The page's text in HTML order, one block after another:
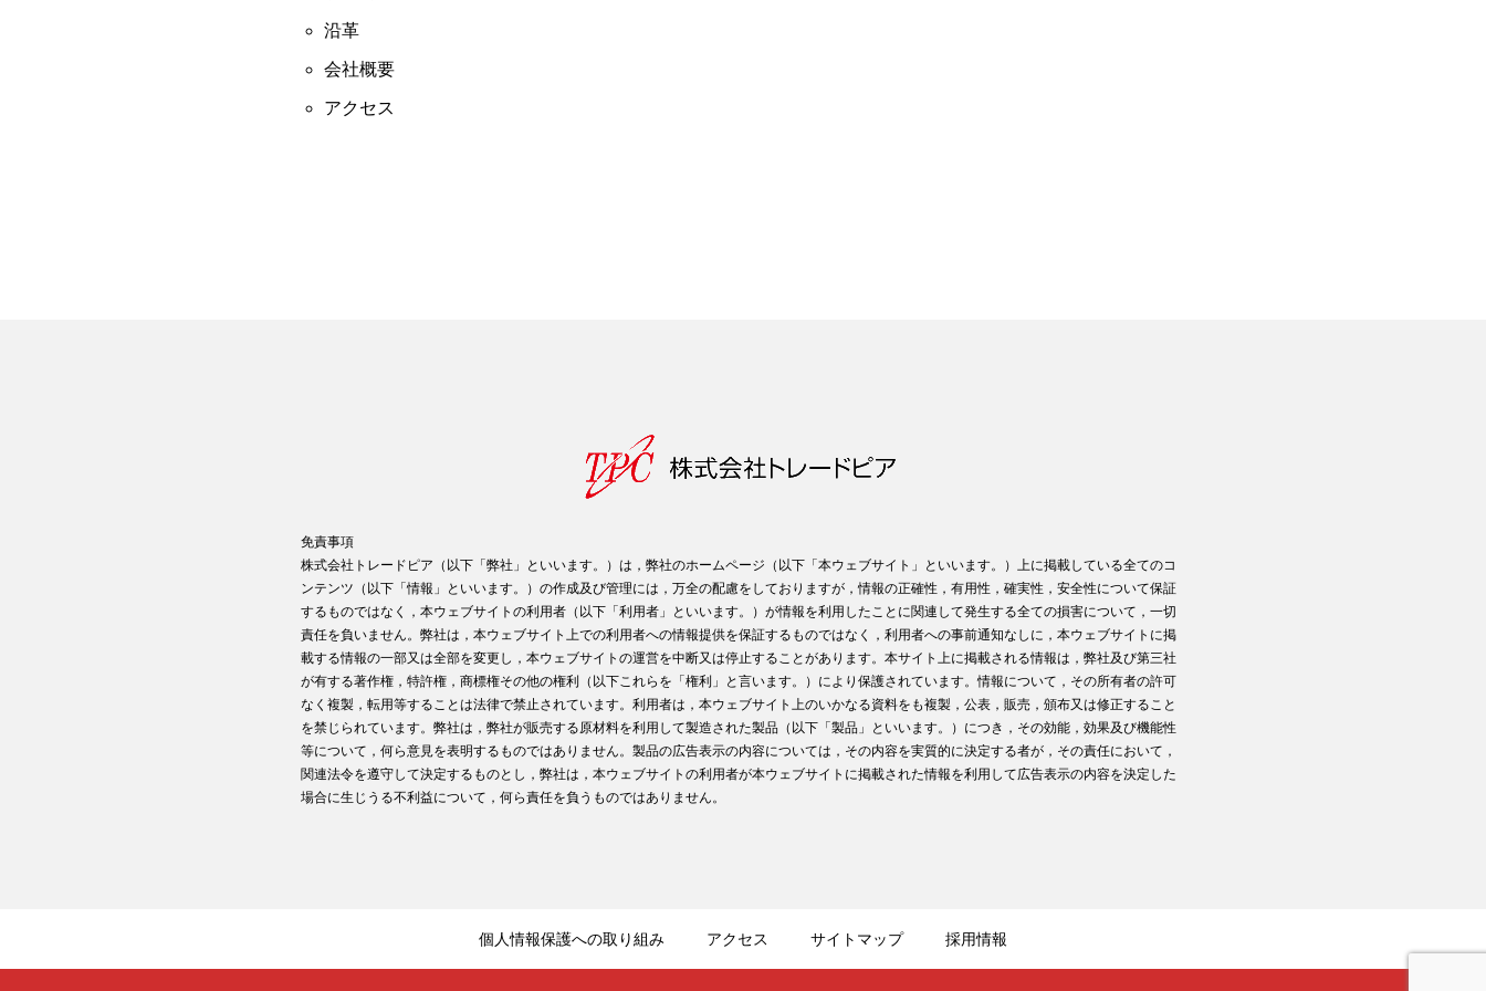
沿革
会社概要
アクセス
免責事項
株式会社トレードピア（以下「弊社」といいます。）は，弊社のホームページ（以下「本ウェブサイト」といいます。）上に掲載している全てのコ
ンテンツ（以下「情報」といいます。）の作成及び管理には，万全の配慮をしておりますが，情報の正確性，有用性，確実性，安全性について保証
するものではなく，本ウェブサイトの利用者（以下「利用者」といいます。）が情報を利用したことに関連して発生する全ての損害について，一切
責任を負いません。弊社は，本ウェブサイト上での利用者への情報提供を保証するものではなく，利用者への事前通知なしに，本ウェブサイトに掲
載する情報の一部又は全部を変更し，本ウェブサイトの運営を中断又は停止することがあります。本サイト上に掲載される情報は，弊社及び第三社
が有する著作権，特許権，商標権その他の権利（以下これらを「権利」と言います。）により保護されています。情報について，その所有者の許可
なく複製，転用等することは法律で禁止されています。利用者は，本ウェブサイト上のいかなる資料をも複製，公表，販売，頒布又は修正すること
を禁じられています。弊社は，弊社が販売する原材料を利用して製造された製品（以下「製品」といいます。）につき，その効能，効果及び機能性
等について，何ら意見を表明するものではありません。製品の広告表示の内容については，その内容を実質的に決定する者が，その責任において，
関連法令を遵守して決定するものとし，弊社は，本ウェブサイトの利用者が本ウェブサイトに掲載された情報を利用して広告表示の内容を決定した
場合に生じうる不利益について，何ら責任を負うものではありません。
個人情報保護への取り組み アクセス サイトマップ 採用情報